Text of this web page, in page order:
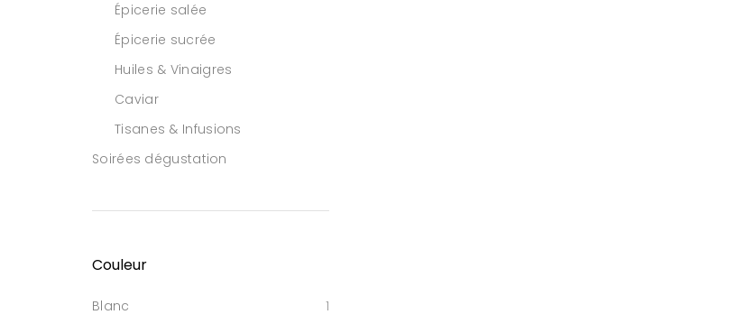
Épicerie salée
Épicerie sucrée
Huiles & Vinaigres
Caviar
Tisanes & Infusions
Soirées dégustation
Couleur
Blanc 1